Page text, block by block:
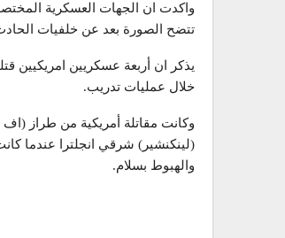
واكدت ان الجهات العسكرية
تتضح الصورة بعد عن خلفيات
يذكر ان أربعة عسكريين امريكيين
خلال عمليات تدريب.
(لينكنشير) شرقي انجلترا عندما
والهبوط بسلام.